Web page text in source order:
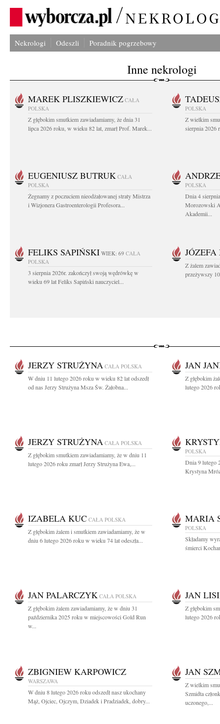
Nekrologi Odeszli Poradnik pogrzebowy
Inne nekrologi
MAREK PLISZKIEWICZ CAŁA
POLSKA
Z głębokim smutkiem zawiadamiamy, że dnia 31
lipca 2026 roku, w wieku 82 lat, zmarł Prof. Marek...
POLSKA
Z wielkim
sierpnia 2026
EUGENIUSZ BUTRUK CAŁA
POLSKA
Żegnamy z poczuciem nieodżałowanej straty Mistrza
i Wizjonera Gastroenterologii Profesora...
POLSKA
Dnia 4
Morozowski
Akademii...
FELIKS SAPIŃSKI WIEK: 69 CAŁA
POLSKA
3 sierpnia 2026r. zakończył swoją wędrówkę w
wieku 69 lat Feliks Sapiński nauczyciel...
Z żalem
przeżywszy
JERZY STRUŻYNA CAŁA POLSKA
W dniu 11 lutego 2026 roku w wieku 82 lat odszedł
od nas Jerzy Strużyna Msza Św. Żałobna...
JAN
Z głębokim
lutego 2026
JERZY STRUŻYNA CAŁA POLSKA
Z głębokim smutkiem zawiadamiamy, że w dniu 11
lutego 2026 roku zmarł Jerzy Strużyna Ewa,...
POLSKA
Dnia 9 lutego
Krystyna
IZABELA KUC CAŁA POLSKA
Z głębokim żalem i smutkiem zawiadamiamy, że w
dniu 6 lutego 2026 roku w wieku 74 lat odeszła...
MARIA
POLSKA
Składamy
śmierci
JAN PALARCZYK CAŁA POLSKA
Z głębokim żalem zawiadamiamy, że w dniu 31
października 2025 roku w miejscowości Gold Run
w...
JAN
Z głębokim
lutego 2026
ZBIGNIEW KARPOWICZ
WARSZAWA
W dniu 8 lutego 2026 roku odszedł nasz ukochany
Mąż, Ojciec, Ojczym, Dziadek i Pradziadek, dobry...
JAN
Z wielkim
Szmidta
uczonego,...